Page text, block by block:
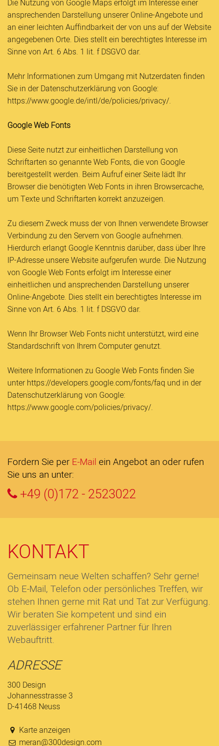
Die Nutzung von Google Maps erfolgt im Interesse einer
ansprechenden Darstellung unserer Online-Angebote und
an einer leichten Auffindbarkeit der von uns auf der Website
angegebenen Orte. Dies stellt ein berechtigtes Interesse im
Sinne von Art. 6 Abs. 1 lit. f DSGVO dar.
Mehr Informationen zum Umgang mit Nutzerdaten finden
Sie in der Datenschutzerklärung von Google:
https://www.google.de/intl/de/policies/privacy/.
Google Web Fonts
Diese Seite nutzt zur einheitlichen Darstellung von
Schriftarten so genannte Web Fonts, die von Google
bereitgestellt werden. Beim Aufruf einer Seite lädt Ihr
Browser die benötigten Web Fonts in ihren Browsercache,
um Texte und Schriftarten korrekt anzuzeigen.
Zu diesem Zweck muss der von Ihnen verwendete Browser
Verbindung zu den Servern von Google aufnehmen.
Hierdurch erlangt Google Kenntnis darüber, dass über Ihre
IP-Adresse unsere Website aufgerufen wurde. Die Nutzung
von Google Web Fonts erfolgt im Interesse einer
einheitlichen und ansprechenden Darstellung unserer
Online-Angebote. Dies stellt ein berechtigtes Interesse im
Sinne von Art. 6 Abs. 1 lit. f DSGVO dar.
Wenn Ihr Browser Web Fonts nicht unterstützt, wird eine
Standardschrift von Ihrem Computer genutzt.
Weitere Informationen zu Google Web Fonts finden Sie
unter https://developers.google.com/fonts/faq und in der
Datenschutzerklärung von Google:
https://www.google.com/policies/privacy/.
Fordern Sie perE-Mail ein Angebot an oder rufen
Sie uns an unter:
+49 (0)172 - 2523022
KONTAKT
Gemeinsam neue Welten schaffen? Sehr gerne!
Ob E-Mail, Telefon oder persönliches Treffen, wir
stehen Ihnen gerne mit Rat und Tat zur Verfügung.
Wir beraten Sie kompetent und sind ein
zuverlässiger erfahrener Partner für Ihren
Webauftritt.
ADRESSE
300 Design
Johannesstrasse 3
D-41468 Neuss
Karte anzeigen
meran@300design.com